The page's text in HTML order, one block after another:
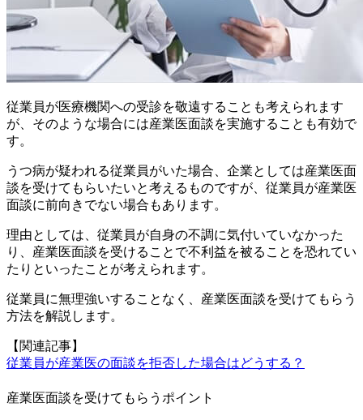
従業員が医療機関への受診を敬遠することも考えられます
が、そのような場合には産業医面談を実施することも有効で
す。
うつ病が疑われる従業員がいた場合、企業としては産業医面
談を受けてもらいたいと考えるものですが、従業員が産業医
面談に前向きでない場合もあります。
理由としては、従業員が自身の不調に気付いていなかった
り、産業医面談を受けることで不利益を被ることを恐れてい
たりといったことが考えられます。
従業員に無理強いすることなく、産業医面談を受けてもらう
方法を解説します。
【関連記事】
従業員が産業医の面談を拒否した場合はどうする？
産業医面談を受けてもらうポイント